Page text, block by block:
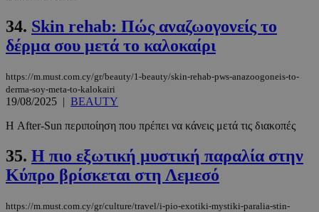
34. Skin rehab: Πώς αναζωογονείς το
δέρμα σου μετά το καλοκαίρι
https://m.must.com.cy/gr/beauty/1-beauty/skin-rehab-pws-anazoogoneis-to-
derma-soy-meta-to-kalokairi
19/08/2025 | BEAUTY
Η After-Sun περιποίηση που πρέπει να κάνεις μετά τις διακοπές
35. Η πιο εξωτική μυστική παραλία στην
Κύπρο βρίσκεται στη Λεμεσό
https://m.must.com.cy/gr/culture/travel/i-pio-exotiki-mystiki-paralia-stin-